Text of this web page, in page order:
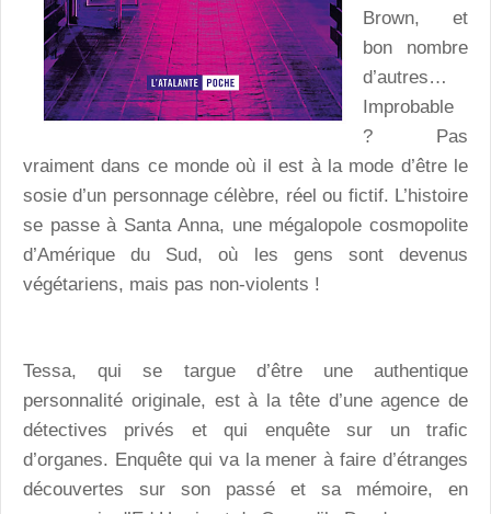
Brown, et
bon nombre
d’autres…
Improbable
? Pas
vraiment dans ce monde où il est à la mode d’être le
sosie d’un personnage célèbre, réel ou fictif. L’histoire
se passe à Santa Anna, une mégalopole cosmopolite
d’Amérique du Sud, où les gens sont devenus
végétariens, mais pas non-violents !
Tessa, qui se targue d’être une authentique
personnalité originale, est à la tête d’une agence de
détectives privés et qui enquête sur un trafic
d’organes. Enquête qui va la mener à faire d’étranges
découvertes sur son passé et sa mémoire, en